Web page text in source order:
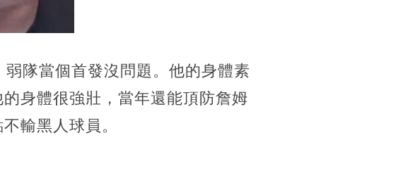
隊當個首發沒問題。他的身體素
身體很強壯，當年還能頂防詹姆
輸黑人球員。